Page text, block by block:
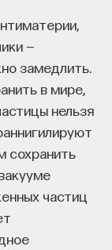
—
замедлить.
в мире,
нельзя
сохранить
частиц